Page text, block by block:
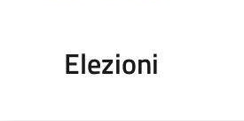
Elezioni